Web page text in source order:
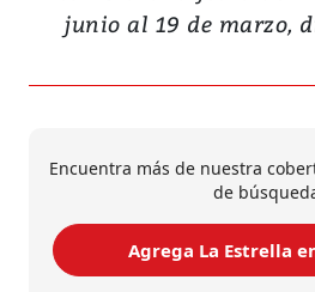
junio al 19 de marzo,
Encuentra más de nuestra
de
Agrega La Estrella